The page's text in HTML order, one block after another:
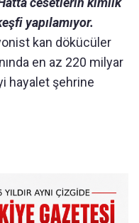
yapılamıyor.
kan dökücüler
en az 220 milyar
hayalet şehrine